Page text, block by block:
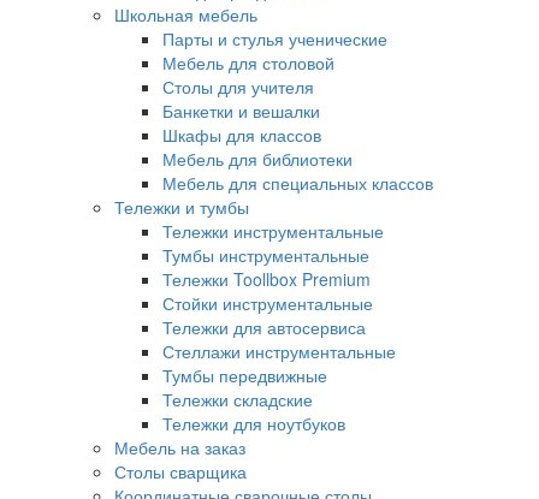
Школьная мебель
Парты и стулья ученические
Мебель для столовой
Столы для учителя
Банкетки и вешалки
Шкафы для классов
Мебель для библиотеки
Мебель для специальных классов
Тележки и тумбы
Тележки инструментальные
Тумбы инструментальные
Тележки Toollbox Premium
Стойки инструментальные
Тележки для автосервиса
Стеллажи инструментальные
Тумбы передвижные
Тележки складские
Тележки для ноутбуков
Мебель на заказ
Столы сварщика